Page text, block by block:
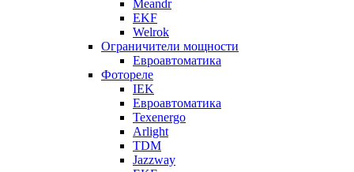
Meandr
EKF
Welrok
Ограничители мощности
Евроавтоматика
Фотореле
IEK
Евроавтоматика
Texenergo
Arlight
TDM
Jazzway